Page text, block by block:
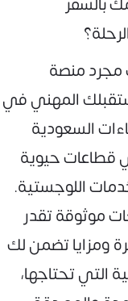
مجرد منصة
المهني في
السعودية
قطاعات حيوية
اللوجستية.
موثوقة تقدر
ومزايا تضمن لك
التي تحتاجها،